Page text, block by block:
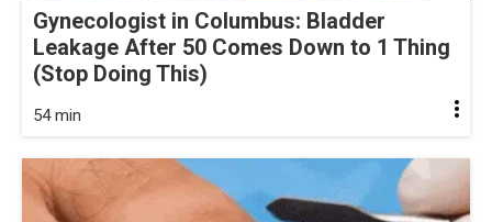
Gynecologist in Columbus: Bladder
Leakage After 50 Comes Down to 1 Thing
(Stop Doing This)
54 min